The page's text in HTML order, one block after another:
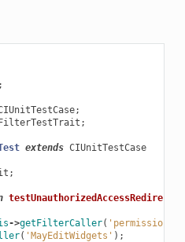
;
;
;
extends CIUnitTestCase
;
testUnauthorizedAccessRedirects
->getFilterCaller( 'permission'
( 'MayEditWidgets' );